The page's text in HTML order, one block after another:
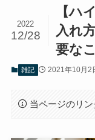
【ハ
入れ
要な
2022
12/28
雑記 2021年10月2
当ページのリン